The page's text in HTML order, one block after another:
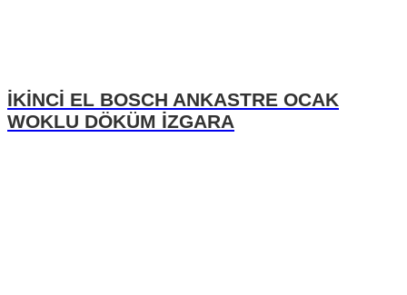
İKİNCİ EL BOSCH ANKASTRE OCAK
WOKLU DÖKÜM İZGARA